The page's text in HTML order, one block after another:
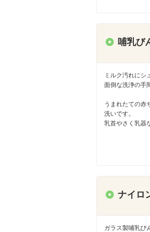
哺乳び
ミルク汚れにシ
面倒な洗浄の手
うまれたての赤
洗いです。
乳首やさく乳器
ナイロ
ガラス製哺乳び